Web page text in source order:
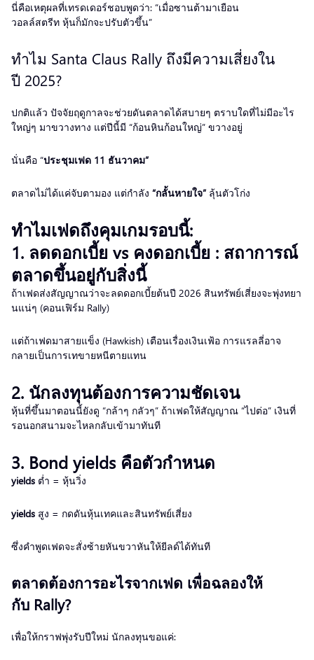
นี่คือเหตุผลที่เทรดเดอร์ชอบพูดว่า: “เมื่อซานต้ามาเยือน
วอลล์สตรีท หุ้นก็มักจะปรับตัวขึ้น”
ทำไม Santa Claus Rally ถึงมีความเสี่ยงใน
ปี 2025?
ปกติแล้ว ปัจจัยฤดูกาลจะช่วยดันตลาดได้สบายๆ ตราบใดที่ไม่มีอะไร
ใหญ่ๆ มาขวางทาง แต่ปีนี้มี “ก้อนหินก้อนใหญ่” ขวางอยู่
นั่นคือ “ประชุมเฟด 11 ธันวาคม”
ตลาดไม่ได้แค่จับตามอง แต่กำลัง “กลั้นหายใจ”ลุ้นตัวโก่ง
ทำไมเฟดถึงคุมเกมรอบนี้:
1. ลดดอกเบี้ย vs คงดอกเบี้ย : สถาการณ์
ตลาดขึ้นอยู่กับสิ่งนี้
ถ้าเฟดส่งสัญญาณว่าจะลดดอกเบี้ยต้นปี 2026 สินทรัพย์เสี่ยงจะพุ่งทยา
นแน่ๆ (คอนเฟิร์ม Rally)
แต่ถ้าเฟดมาสายแข็ง (Hawkish) เตือนเรื่องเงินเฟ้อ การแรลลี่อาจ
กลายเป็นการเทขายหนีตายแทน
2. นักลงทุนต้องการความชัดเจน
หุ้นที่ขึ้นมาตอนนี้ยังดู “กล้าๆ กลัวๆ” ถ้าเฟดให้สัญญาณ “ไปต่อ” เงินที่
รอนอกสนามจะไหลกลับเข้ามาทันที
3. Bond yields คือตัวกำหนด
yields ต่ำ = หุ้นวิ่ง
yields สูง = กดดันหุ้นเทคและสินทรัพย์เสี่ยง
ซึ่งคำพูดเฟดจะสั่งซ้ายหันขวาหันให้ยีลด์ได้ทันที
ตลาดต้องการอะไรจากเฟด เพื่อฉลองให้
กับ Rally?
เพื่อให้กราฟพุ่งรับปีใหม่ นักลงทุนขอแค่: